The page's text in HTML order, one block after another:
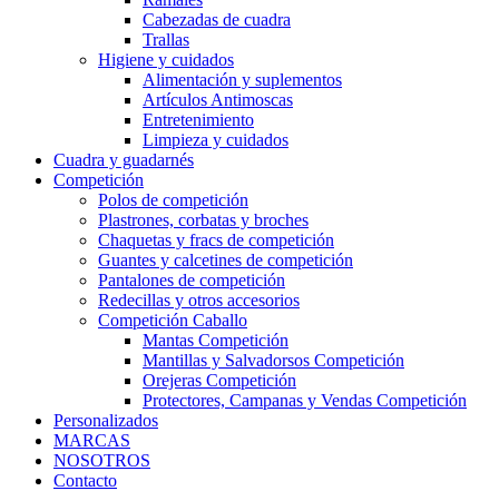
Cabezadas de cuadra
Trallas
Higiene y cuidados
Alimentación y suplementos
Artículos Antimoscas
Entretenimiento
Limpieza y cuidados
Cuadra y guadarnés
Competición
Polos de competición
Plastrones, corbatas y broches
Chaquetas y fracs de competición
Guantes y calcetines de competición
Pantalones de competición
Redecillas y otros accesorios
Competición Caballo
Mantas Competición
Mantillas y Salvadorsos Competición
Orejeras Competición
Protectores, Campanas y Vendas Competición
Personalizados
MARCAS
NOSOTROS
Contacto